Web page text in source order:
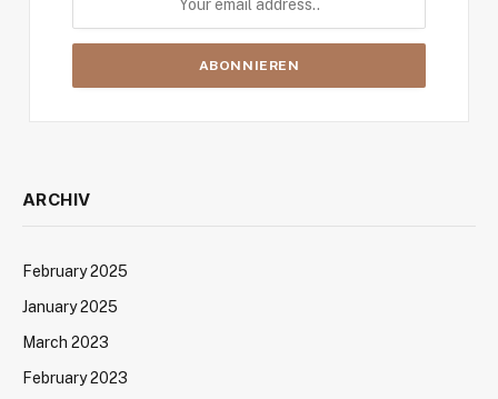
ARCHIV
February 2025
January 2025
March 2023
February 2023